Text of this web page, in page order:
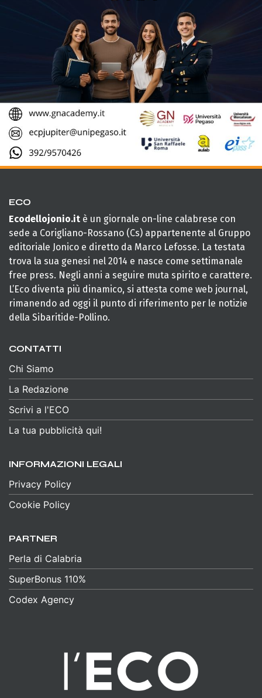
ECO
Ecodellojonio.it è un giornale on-line calabrese con
sede a Corigliano-Rossano (Cs) appartenente al Gruppo
editoriale Jonico e diretto da Marco Lefosse. La testata
trova la sua genesi nel 2014 e nasce come settimanale
free press. Negli anni a seguire muta spirito e carattere.
L’Eco diventa più dinamico, si attesta come web journal,
rimanendo ad oggi il punto di riferimento per le notizie
della Sibaritide-Pollino.
CONTATTI
Chi Siamo
La Redazione
Scrivi a l'ECO
La tua pubblicità qui!
INFORMAZIONI LEGALI
Privacy Policy
Cookie Policy
PARTNER
Perla di Calabria
SuperBonus 110%
Codex Agency